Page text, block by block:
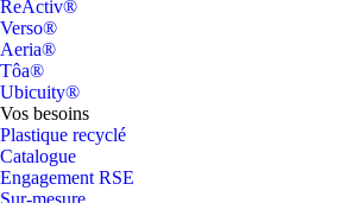
ReActiv®
Verso®
Aeria®
Tôa®
Ubicuity®
Vos besoins
Plastique recyclé
Catalogue
Engagement RSE
Sur-mesure